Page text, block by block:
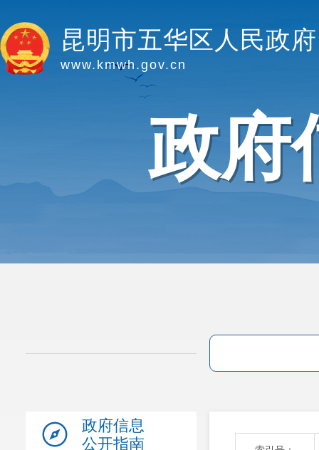
昆明市五华区人民政府
www.kmwh.gov.cn
政府
政府信息
公开指南